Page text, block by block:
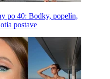
po 40: Bodky, popelín,
postave